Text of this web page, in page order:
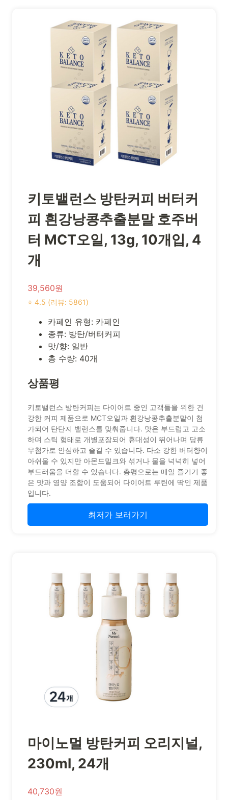
키토밸런스 방탄커피 버터커
피 흰강낭콩추출분말 호주버
터 MCT오일, 13g, 10개입, 4
개
39,560원
⭐ 4.5 (리뷰: 5861)
카페인 유형: 카페인
종류: 방탄/버터커피
맛/향: 일반
총 수량: 40개
상품평
키토밸런스 방탄커피는 다이어트 중인 고객들을 위한 건
강한 커피 제품으로 MCT오일과 흰강낭콩추출분말이 첨
가되어 탄단지 밸런스를 맞춰줍니다. 맛은 부드럽고 고소
하며 스틱 형태로 개별포장되어 휴대성이 뛰어나며 당류
무첨가로 안심하고 즐길 수 있습니다. 다소 강한 버터향이
아쉬울 수 있지만 아몬드밀크와 섞거나 물을 넉넉히 넣어
부드러움을 더할 수 있습니다. 총평으로는 매일 즐기기 좋
은 맛과 영양 조합이 도움되어 다이어트 루틴에 딱인 제품
입니다.
최저가 보러가기
마이노멀 방탄커피 오리지널,
230ml, 24개
40,730원